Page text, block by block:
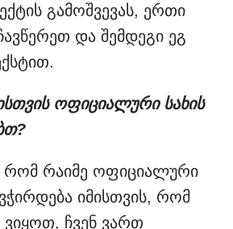
გამოშვევას, ერთი
და შემდეგი ეგ
ოფიციალური სახის
რომ რაიმე ოფიციალური
იმისთვის, რომ
ჩვენ ვართ